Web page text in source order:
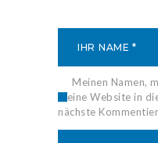
Meinen Namen,
meine Website in
nächste